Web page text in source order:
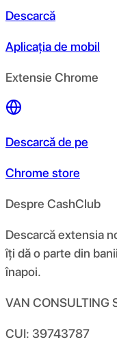
Descarcă
Aplicația de mobil
Extensie Chrome
Descarcă de pe
Chrome store
Despre CashClub
Descarcă extensia
îți dă o parte din
înapoi.
VAN CONSULTING
CUI: 39743787